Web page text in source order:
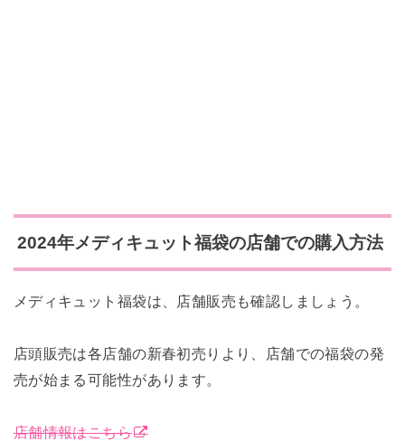
2024年メディキュット福袋の店舗での購入方法
メディキュット福袋は、店舗販売も確認しましょう。
店頭販売は各店舗の新春初売りより、店舗での福袋の発
売が始まる可能性があります。
店舗情報はこちら